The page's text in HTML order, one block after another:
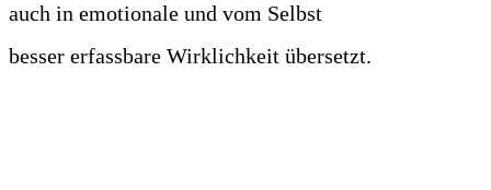
auch in emotionale und vom Selbst
besser erfassbare Wirklichkeit übersetzt.